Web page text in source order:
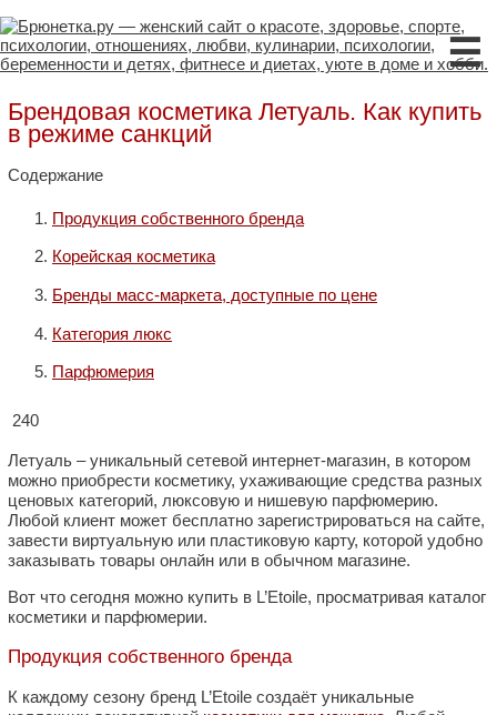
☰
Брендовая косметика Летуаль. Как купить
в режиме санкций
Содержание
Продукция собственного бренда
Корейская косметика
Бренды масс-маркета, доступные по цене
Категория люкс
Парфюмерия
240
Летуаль – уникальный сетевой интернет-магазин, в котором
можно приобрести косметику, ухаживающие средства разных
ценовых категорий, люксовую и нишевую парфюмерию.
Любой клиент может бесплатно зарегистрироваться на сайте,
завести виртуальную или пластиковую карту, которой удобно
заказывать товары онлайн или в обычном магазине.
Вот что сегодня можно купить в L’Etoile, просматривая каталог
косметики и парфюмерии.
Продукция собственного бренда
К каждому сезону бренд L’Etoile создаёт уникальные